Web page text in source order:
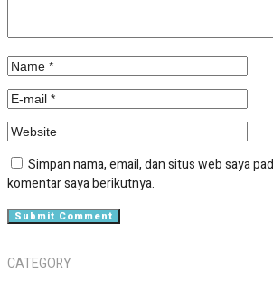
Simpan nama, email, dan situs web saya
komentar saya berikutnya.
CATEGORY